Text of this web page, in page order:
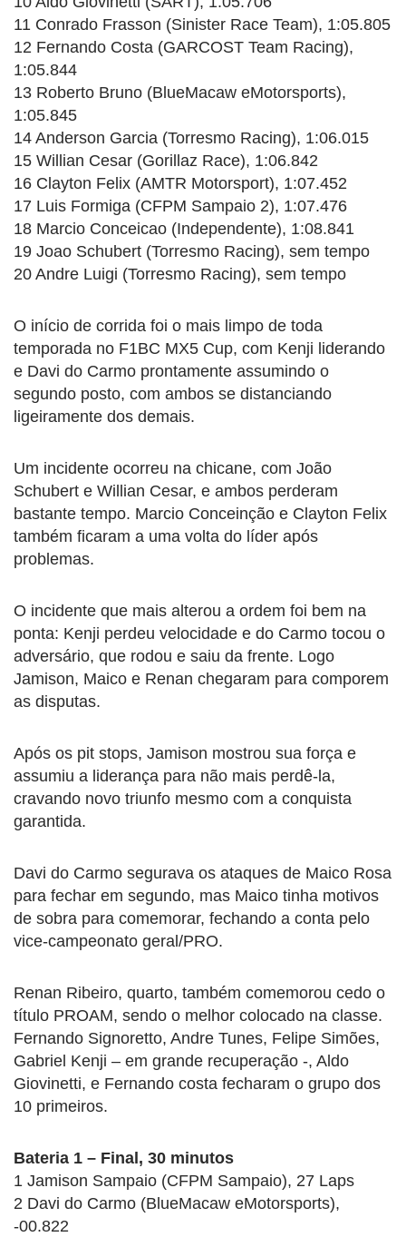
11 Conrado Frasson (Sinister Race Team), 1:05.805
12 Fernando Costa (GARCOST Team Racing),
1:05.844
13 Roberto Bruno (BlueMacaw eMotorsports),
1:05.845
14 Anderson Garcia (Torresmo Racing), 1:06.015
15 Willian Cesar (Gorillaz Race), 1:06.842
16 Clayton Felix (AMTR Motorsport), 1:07.452
17 Luis Formiga (CFPM Sampaio 2), 1:07.476
18 Marcio Conceicao (Independente), 1:08.841
19 Joao Schubert (Torresmo Racing), sem tempo
20 Andre Luigi (Torresmo Racing), sem tempo
O início de corrida foi o mais limpo de toda
temporada no F1BC MX5 Cup, com Kenji liderando
e Davi do Carmo prontamente assumindo o
segundo posto, com ambos se distanciando
ligeiramente dos demais.
Um incidente ocorreu na chicane, com João
Schubert e Willian Cesar, e ambos perderam
bastante tempo. Marcio Conceinção e Clayton Felix
também ficaram a uma volta do líder após
problemas.
O incidente que mais alterou a ordem foi bem na
ponta: Kenji perdeu velocidade e do Carmo tocou o
adversário, que rodou e saiu da frente. Logo
Jamison, Maico e Renan chegaram para comporem
as disputas.
Após os pit stops, Jamison mostrou sua força e
assumiu a liderança para não mais perdê-la,
cravando novo triunfo mesmo com a conquista
garantida.
Davi do Carmo segurava os ataques de Maico Rosa
para fechar em segundo, mas Maico tinha motivos
de sobra para comemorar, fechando a conta pelo
vice-campeonato geral/PRO.
Renan Ribeiro, quarto, também comemorou cedo o
título PROAM, sendo o melhor colocado na classe.
Fernando Signoretto, Andre Tunes, Felipe Simões,
Gabriel Kenji – em grande recuperação -, Aldo
Giovinetti, e Fernando costa fecharam o grupo dos
10 primeiros.
Bateria 1 – Final, 30 minutos
1 Jamison Sampaio (CFPM Sampaio), 27 Laps
2 Davi do Carmo (BlueMacaw eMotorsports),
-00.822